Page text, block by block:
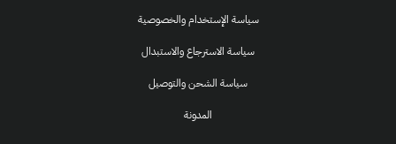
سياسة الإستخدام والخصوصية
سياسة الاسترجاع والاستبدال
سياسة الشحن والتوصيل
المدونة